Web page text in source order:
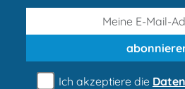
Ich akzeptiere die